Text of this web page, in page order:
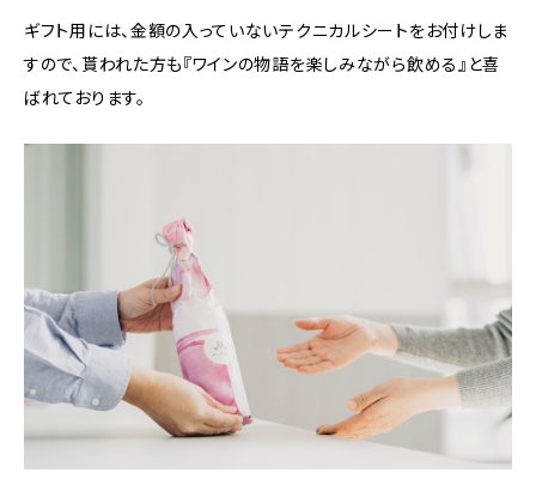
ギフト用には、金額の入っていないテクニカルシートをお付けしま
すので、貰われた方も『ワインの物語を楽しみながら飲める』と喜
ばれております。